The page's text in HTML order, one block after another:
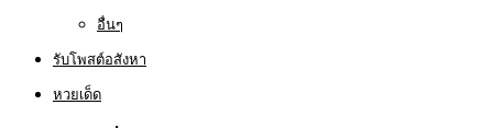
อื่นๆ
รับโพสต์อสังหา
หวยเด็ด